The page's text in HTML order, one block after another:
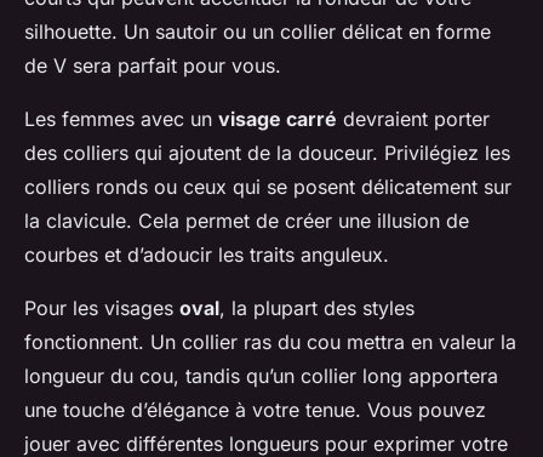
silhouette. Un sautoir ou un collier délicat en forme
de V sera parfait pour vous.
Les femmes avec un visage carré devraient porter
des colliers qui ajoutent de la douceur. Privilégiez les
colliers ronds ou ceux qui se posent délicatement sur
la clavicule. Cela permet de créer une illusion de
courbes et d’adoucir les traits anguleux.
Pour les visages oval, la plupart des styles
fonctionnent. Un collier ras du cou mettra en valeur la
longueur du cou, tandis qu’un collier long apportera
une touche d’élégance à votre tenue. Vous pouvez
jouer avec différentes longueurs pour exprimer votre